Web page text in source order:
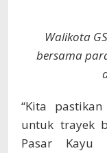
Walikota
bersama
“Kita
untuk trayek
Pasar Kayu